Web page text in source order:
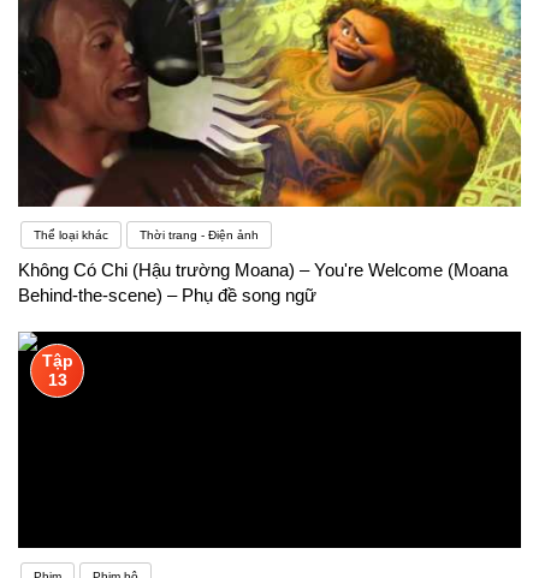
Thể loại khác Thời trang - Điện ảnh
Không Có Chi (Hậu trường Moana) – You're Welcome (Moana
Behind-the-scene) – Phụ đề song ngữ
Tập
13